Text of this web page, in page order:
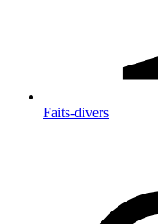
Faits-divers